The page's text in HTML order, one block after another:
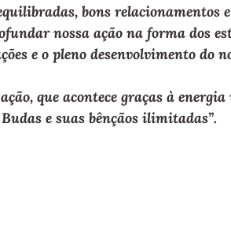
bons relacionamentos
nossa ação na forma dos
e o pleno desenvolvimento do
que acontece graças à
e suas bênçãos ilimitadas”.